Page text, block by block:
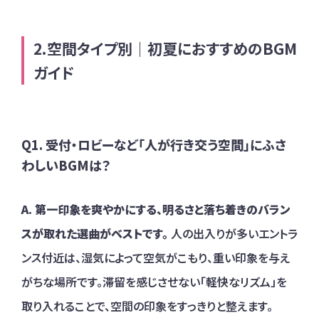
空間タイプ別｜初夏におすすめのBGM
ガイド
Q1. 受付・ロビーなど「人が行き交う空間」にふさ
わしいBGMは？
A. 第一印象を爽やかにする、明るさと落ち着きのバラン
スが取れた選曲がベストです。 人の出入りが多いエントラ
ンス付近は、湿気によって空気がこもり、重い印象を与え
がちな場所です。滞留を感じさせない「軽快なリズム」を
取り入れることで、空間の印象をすっきりと整えます。